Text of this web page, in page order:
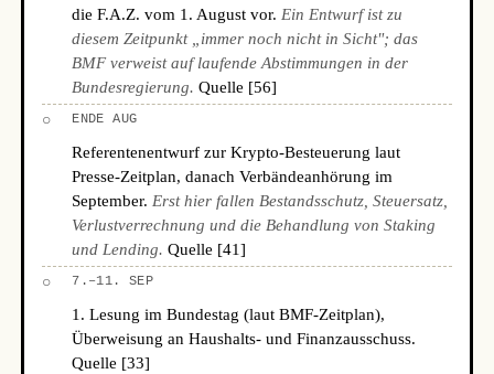
die F.A.Z. vom 1. August vor. Ein Entwurf ist zu
diesem Zeitpunkt „immer noch nicht in Sicht"; das
BMF verweist auf laufende Abstimmungen in der
Bundesregierung. Quelle [56]
○ ENDE AUG
Referentenentwurf zur Krypto-Besteuerung laut
Presse-Zeitplan, danach Verbändeanhörung im
September. Erst hier fallen Bestandsschutz, Steuersatz,
Verlustverrechnung und die Behandlung von Staking
und Lending. Quelle [41]
○ 7.–11. SEP
1. Lesung im Bundestag (laut BMF-Zeitplan),
Überweisung an Haushalts- und Finanzausschuss.
Quelle [33]